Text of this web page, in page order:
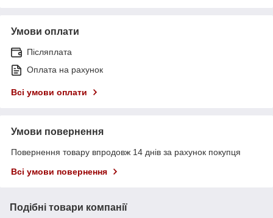
Умови оплати
Післяплата
Оплата на рахунок
Всі умови оплати
Умови повернення
Повернення товару впродовж 14 днів за рахунок покупця
Всі умови повернення
Подібні товари компанії